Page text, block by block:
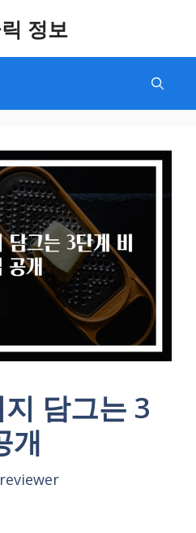
정보
담그는 3
개
reviewer